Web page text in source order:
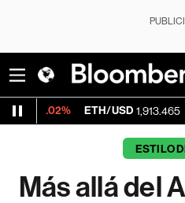
ETH/USD 1,913.465 -0.03%
ESTILO
Más allá del